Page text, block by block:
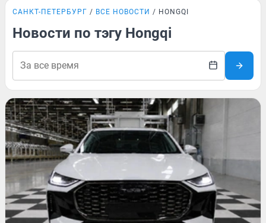
САНКТ-ПЕТЕРБУРГ ВСЕ НОВОСТИ HONGQI
Новости по тэгу Hongqi